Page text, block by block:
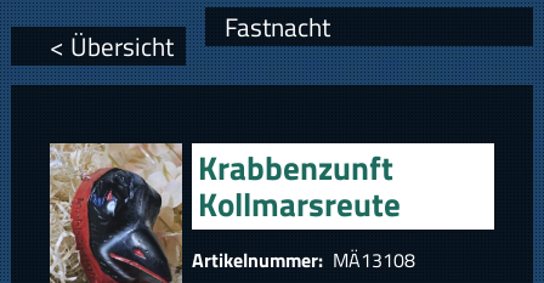
< Übersicht Fastnacht
Krabbenzunft
Kollmarsreute
Artikelnummer: MÄ13108